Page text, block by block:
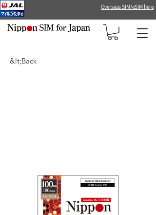
Overseas SIM/eSIM here
&lt;Back